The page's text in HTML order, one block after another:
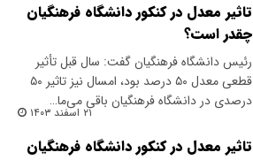
تاثیر معدل در کنکور دانشگاه فرهنگیان
چقدر است؟
رئیس دانشگاه فرهنگیان گفت: سال قبل تأثیر
قطعی معدل ۵۰ درصد بود، امسال نیز تاثیر ۵۰
درصدی در دانشگاه فرهنگیان باقی می‌ما…
۲۱ اسفند ۱۴۰۳
تاثیر معدل در کنکور دانشگاه فرهنگیان